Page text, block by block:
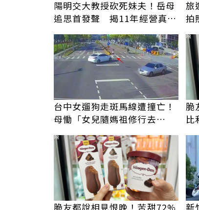
陽明交大教授砍死妹夫！岳母
追思首發聲 揭11年經營真相
旅
拍
台中女遛狗走斑馬線遭撞亡！
母慟「女兒隨媽祖修行去
脆
比
PR
脆友都說相見恨晚！苦甜72%
PR
新